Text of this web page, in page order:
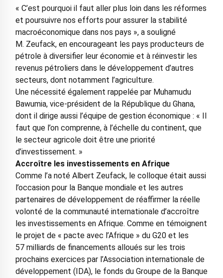
« C’est pourquoi il faut aller plus loin dans les réformes
et poursuivre nos efforts pour assurer la stabilité
macroéconomique dans nos pays », a souligné
M. Zeufack, en encourageant les pays producteurs de
pétrole à diversifier leur économie et à réinvestir les
revenus pétroliers dans le développement d’autres
secteurs, dont notamment l’agriculture.
Une nécessité également rappelée par Muhamudu
Bawumia, vice-président de la République du Ghana,
dont il dirige aussi l’équipe de gestion économique : « Il
faut que l’on comprenne, à l’échelle du continent, que
le secteur agricole doit être une priorité
d’investissement. »
Accroître les investissements en Afrique
Comme l’a noté Albert Zeufack, le colloque était aussi
l’occasion pour la Banque mondiale et les autres
partenaires de développement de réaffirmer la réelle
volonté de la communauté internationale d’accroître
les investissements en Afrique. Comme en témoignent
le projet de « pacte avec l’Afrique » du G20 et les
57 milliards de financements alloués sur les trois
prochains exercices par l’Association internationale de
développement (IDA), le fonds du Groupe de la Banque